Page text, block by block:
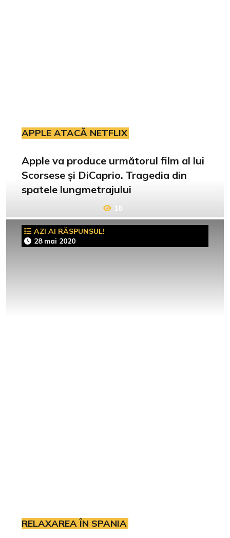
APPLE ATACĂ NETFLIX
Apple va produce următorul film al lui
Scorsese și DiCaprio. Tragedia din
spatele lungmetrajului
18
AZI AI RĂSPUNSUL!
28 mai 2020
RELAXAREA ÎN SPANIA